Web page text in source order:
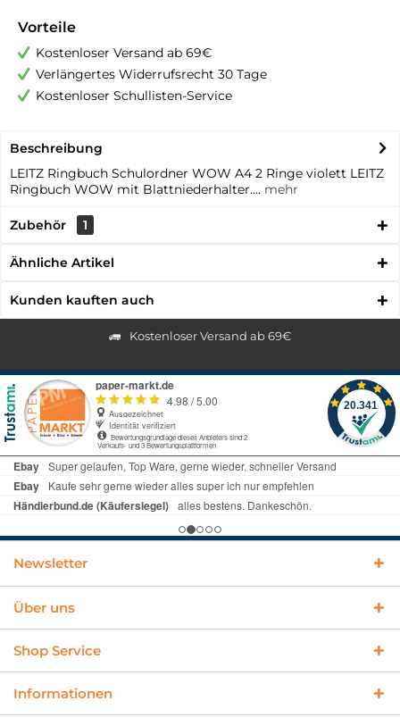
Vorteile
Kostenloser Versand ab 69€
Verlängertes Widerrufsrecht 30 Tage
Kostenloser Schullisten-Service
Beschreibung
LEITZ Ringbuch Schulordner WOW A4 2 Ringe violett LEITZ
Ringbuch WOW mit Blattniederhalter.... mehr
Zubehör 1
Ähnliche Artikel
Kunden kauften auch
Kostenloser Versand ab 69€
Newsletter
Über uns
Shop Service
Informationen